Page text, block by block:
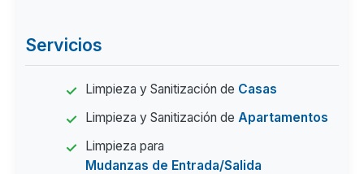
Servicios
Limpieza y Sanitización de Casas
Limpieza y Sanitización de Apartamentos
Limpieza para
Mudanzas de Entrada/Salida